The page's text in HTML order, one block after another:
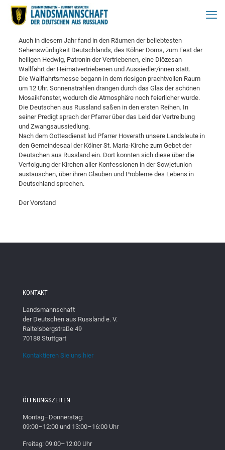
Auch in diesem Jahr fand in den Räumen der beliebtesten
Sehenswürdigkeit Deutschlands, des Kölner Doms, zum Fest der
heiligen Hedwig, Patronin der Vertriebenen, eine Diözesan-
Wallfahrt der Heimatvertriebenen und Aussiedler/innen statt.
Die Wallfahrtsmesse begann in dem riesigen prachtvollen Raum
um 12 Uhr. Sonnenstrahlen drangen durch das Glas der schönen
Mosaikfenster, wodurch die Atmosphäre noch feierlicher wurde.
Die Deutschen aus Russland saßen in den ersten Reihen. In
seiner Predigt sprach der Pfarrer über das Leid der Vertreibung
und Zwangsaussiedlung.
Nach dem Gottesdienst lud Pfarrer Hoverath unsere Landsleute in
den Gemeindesaal der Kölner St. Maria-Kirche zum Gebet der
Deutschen aus Russland ein. Dort konnten sich diese über die
Verfolgung der Kirchen aller Konfessionen in der Sowjetunion
austauschen, über ihren Glauben und Probleme des Lebens in
Deutschland sprechen.
Der Vorstand
KONTAKT
Landsmannschaft
der Deutschen aus Russland e. V.
Raitelsbergstraße 49
70188 Stuttgart
Kontaktieren Sie uns hier
ÖFFNUNGSZEITEN
Montag–Donnerstag:
09:00–12:00 und 13:00–16:00 Uhr
Freitag: 09:00–12:00 Uhr